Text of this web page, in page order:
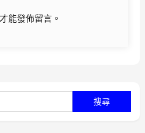
能發佈留言。
尋